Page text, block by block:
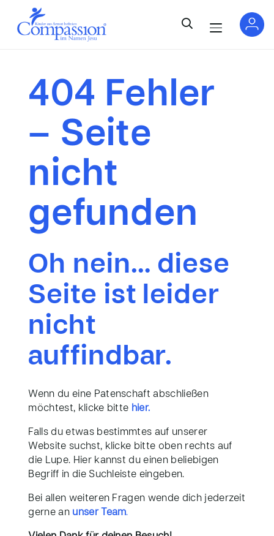
404 Fehler
– Seite
nicht
gefunden
Oh nein… diese
Seite ist leider
nicht
auffindbar.
Wenn du eine Patenschaft abschließen
möchtest, klicke bitte hier.
Falls du etwas bestimmtes auf unserer
Website suchst, klicke bitte oben rechts auf
die Lupe. Hier kannst du einen beliebigen
Begriff in die Suchleiste eingeben.
Bei allen weiteren Fragen wende dich jederzeit
gerne an unser Team.